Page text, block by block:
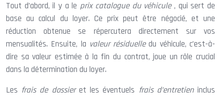
Tout d’abord, il y a le prix catalogue du véhicule , qui sert de
base au calcul du loyer. Ce prix peut être négocié, et une
réduction obtenue se répercutera directement sur vos
mensualités. Ensuite, la valeur résiduelledu véhicule, c’est-à-
dire sa valeur estimée à la fin du contrat, joue un rôle crucial
dans la détermination du loyer.
Les frais de dossier et les éventuels frais d’entretieninclus